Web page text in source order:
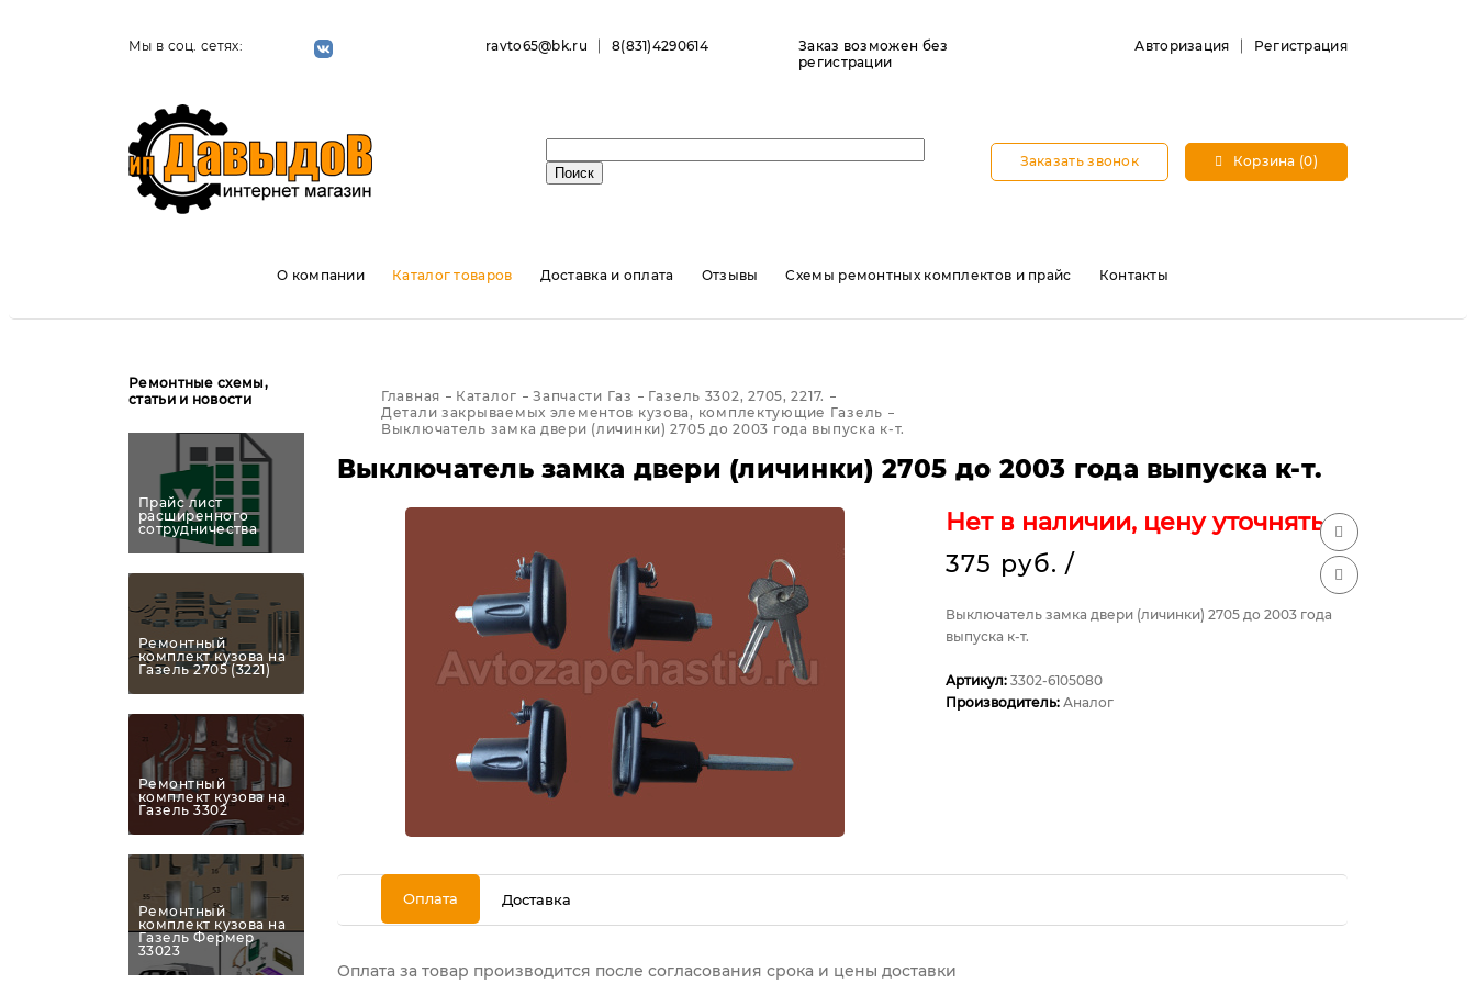
Мы в соц. сетях: ravto65@bk.ru 8(831)4290614
Заказ возможен без
регистрации
Авторизация Регистрация
Заказать звонок Корзина (0)
О компании Каталог товаров Доставка и оплата Отзывы Схемы ремонтных комплектов и прайс Контакты
Ремонтные схемы,
статьи и новости
Прайс лист
расширенного
сотрудничества
Ремонтный
комплект кузова на
Газель 2705 (3221)
Ремонтный
комплект кузова на
Газель 3302
Ремонтный
комплект кузова на
Газель Фермер
33023
Главная Каталог Запчасти Газ
Газель 3302, 2705, 2217.
Детали закрываемых элементов кузова, комплектующие Газель
Выключатель замка двери (личинки) 2705 до 2003 года выпуска к-т.
Выключатель замка двери (личинки) 2705 до 2003 года выпуска к-т.
Нет в наличии, цену уточнять
375 руб. /
Выключатель замка двери (личинки) 2705 до 2003 года
выпуска к-т.
Артикул:3302-6105080
Производитель:Аналог
Оплата Доставка
Оплата за товар производится после согласования срока и цены доставки